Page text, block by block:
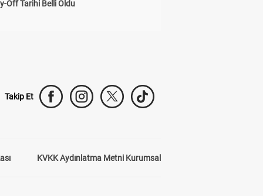
Off Tarihi Belli Oldu
Takip Et
KVKK Aydınlatma Metni Kurumsal